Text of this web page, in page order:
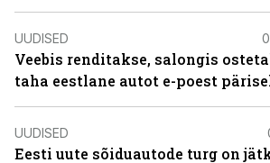
UUDISED
Veebis renditakse, salongis
taha eestlane autot e-poest
UUDISED
Eesti uute sõiduautode turg on